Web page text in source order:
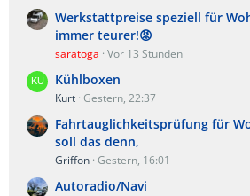
Werkstattpreise speziell für
immer teurer!😡
saratoga Vor 13 Stunden
Kühlboxen
Kurt Gestern, 22:37
Fahrtauglichkeitsprüfung für
soll das denn,
Griffon Gestern, 16:01
Autoradio/Navi